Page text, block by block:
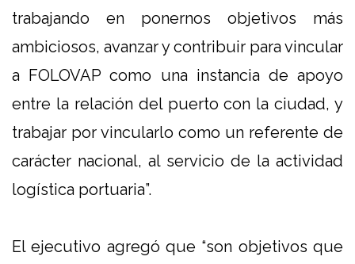
trabajando en ponernos objetivos más
ambiciosos, avanzar y contribuir para vincular
a FOLOVAP como una instancia de apoyo
entre la relación del puerto con la ciudad, y
trabajar por vincularlo como un referente de
carácter nacional, al servicio de la actividad
logística portuaria”.
El ejecutivo agregó que “son objetivos que